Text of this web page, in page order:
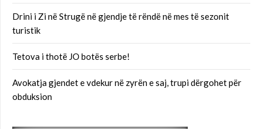
Drini i Zi në Strugë në gjendje të rëndë në mes të sezonit
turistik
Tetova i thotë JO botës serbe!
Avokatja gjendet e vdekur në zyrën e saj, trupi dërgohet për
obduksion